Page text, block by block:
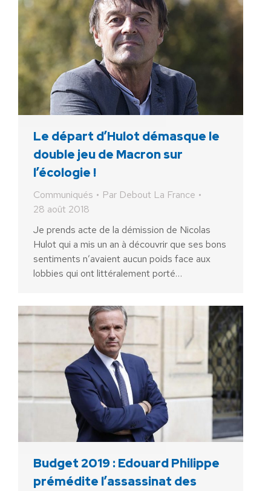
Le départ d’Hulot démasque le
double jeu de Macron sur
l’écologie !
Communiqués Par Debout La France
28 août 2018
Je prends acte de la démission de Nicolas
Hulot qui a mis un an à découvrir que ses bons
sentiments n’avaient aucun poids face aux
lobbies qui ont littéralement porté…
Budget 2019 : Edouard Philippe
prémédite l’assassinat des